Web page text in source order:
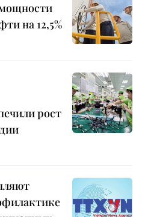
мощности
на 12,5%
рост